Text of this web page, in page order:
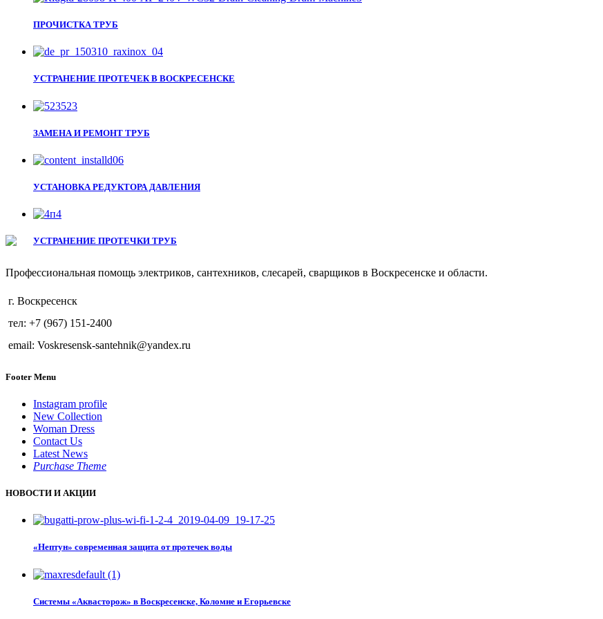
ПРОЧИСТКА ТРУБ
УСТРАНЕНИЕ ПРОТЕЧЕК В ВОСКРЕСЕНСКЕ
ЗАМЕНА И РЕМОНТ ТРУБ
УСТАНОВКА РЕДУКТОРА ДАВЛЕНИЯ
УСТРАНЕНИЕ ПРОТЕЧКИ ТРУБ
Профессиональная помощь электриков, сантехников, слесарей, сварщиков в Воскресенске и области.
г. Воскресенск
тел: +7 (967) 151-2400
email: Voskresensk-santehnik@yandex.ru
Footer Menu
Instagram profile
New Collection
Woman Dress
Contact Us
Latest News
Purchase Theme
НОВОСТИ И АКЦИИ
«Нептун» современная защита от протечек воды
Системы «Аквасторож» в Воскресенске, Коломне и Егорьевске